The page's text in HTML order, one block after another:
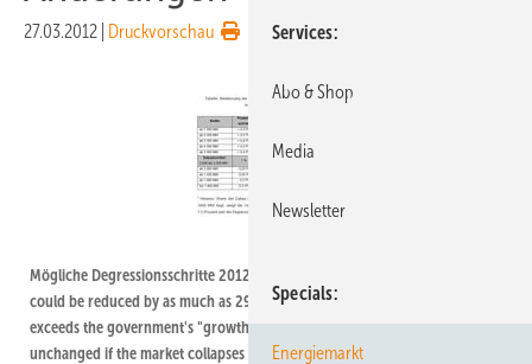
27.03.2012 Druckvorschau
Mögliche Degressionsschritte 2012 und 2013 | German solar feed-in tariffs
could be reduced by as much as 29 percent per year if installed capacity
exceeds the government's "growth corridor." In return, rates will remain
unchanged if the market collapses entirely.
Services
Abo & Shop
Media
Newsletter
Specials
Energiemarkt